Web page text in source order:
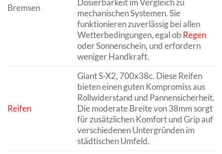
Bremsen
Dosierbarkeit im Vergleich zu
mechanischen Systemen. Sie
funktionieren zuverlässig bei allen
Wetterbedingungen, egal ob Regen
oder Sonnenschein, und erfordern
weniger Handkraft.
Reifen
Giant S-X2, 700x38c. Diese Reifen
bieten einen guten Kompromiss aus
Rollwiderstand und Pannensicherheit.
Die moderate Breite von 38mm sorgt
für zusätzlichen Komfort und Grip auf
verschiedenen Untergründen im
städtischen Umfeld.